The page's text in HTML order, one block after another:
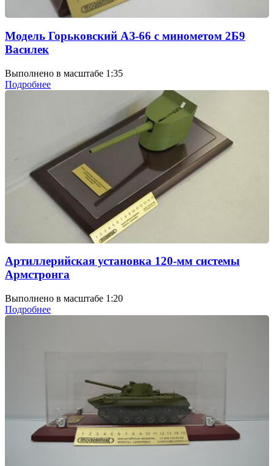
Модель Горьковский АЗ-66 с минометом 2Б9
Василек
Выполнено в масштабе 1:35
Подробнее
Артиллерийская установка 120-мм системы
Армстронга
Выполнено в масштабе 1:20
Подробнее